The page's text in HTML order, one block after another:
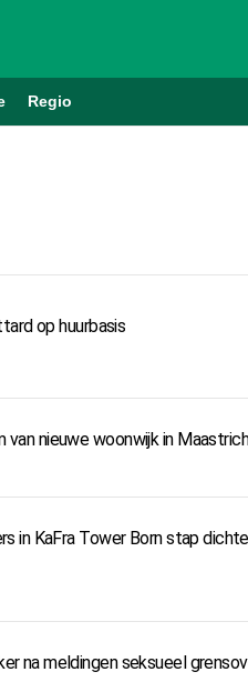
Regio
op huurbasis
van nieuwe woonwijk in
in KaFra Tower Born stap
na meldingen seksueel